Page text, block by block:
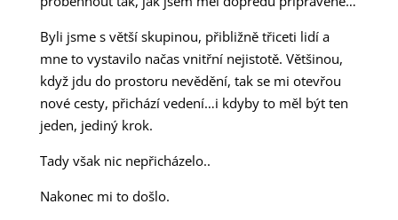
Byli jsme s větší skupinou, přibližně třiceti lidí a
mne to vystavilo načas vnitřní nejistotě. Většinou,
když jdu do prostoru nevědění, tak se mi otevřou
nové cesty, přichází vedení…i kdyby to měl být ten
jeden, jediný krok.
Tady však nic nepřicházelo..
Nakonec mi to došlo.